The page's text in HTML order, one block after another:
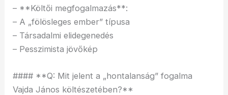
– **Költői megfogalmazás**:
– A „fölösleges ember” típusa
– Társadalmi elidegenedés
– Pesszimista jövőkép
#### **Q: Mit jelent a „hontalanság” fogalma
Vajda János költészetében?**